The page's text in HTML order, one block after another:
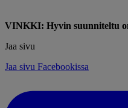
VINKKI: Hyvin suunniteltu
Jaa sivu
Jaa sivu Facebookissa